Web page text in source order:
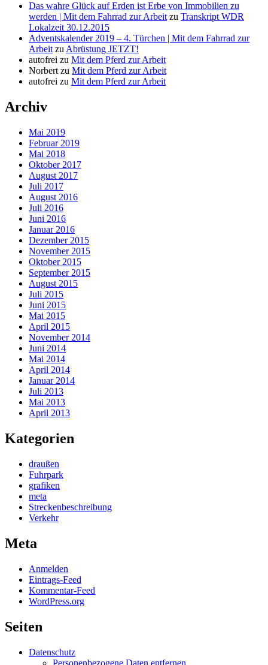
Das wahre Glück auf Erden ist Erbe von Immobilien zu
werden | Mit dem Fahrrad zur Arbeit zu Transkript WDR
Lokalzeit 30.12.2015
Adventskalender 2019 – 4. Türchen | Mit dem Fahrrad zur
Arbeit zu Abrüstung JETZT!
autofrei zu Mit dem Pferd zur Arbeit
Norbert zu Mit dem Pferd zur Arbeit
autofrei zu Mit dem Pferd zur Arbeit
Archiv
Mai 2019
Februar 2019
Mai 2018
Oktober 2017
August 2017
Juli 2017
August 2016
Juli 2016
Juni 2016
Januar 2016
Dezember 2015
November 2015
Oktober 2015
September 2015
August 2015
Juli 2015
Juni 2015
Mai 2015
April 2015
November 2014
Juni 2014
Mai 2014
April 2014
Januar 2014
Juli 2013
Mai 2013
April 2013
Kategorien
draußen
Fuhrpark
grafiken
meta
Streckenbeschreibung
Verkehr
Meta
Anmelden
Eintrags-Feed
Kommentar-Feed
WordPress.org
Seiten
Datenschutz
Personenbezogene Daten entfernen